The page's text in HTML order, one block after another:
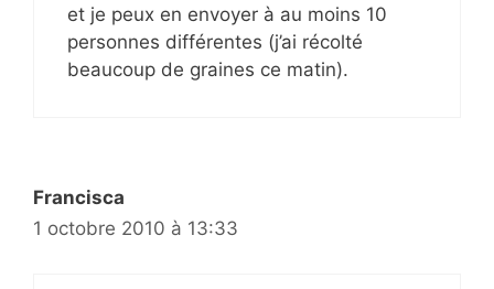
et je peux en envoyer à au moins 10
personnes différentes (j’ai récolté
beaucoup de graines ce matin).
Francisca
1 octobre 2010 à 13:33